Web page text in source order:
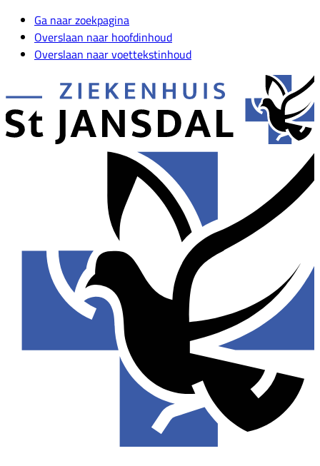
Ga naar zoekpagina
Overslaan naar hoofdinhoud
Overslaan naar voettekstinhoud